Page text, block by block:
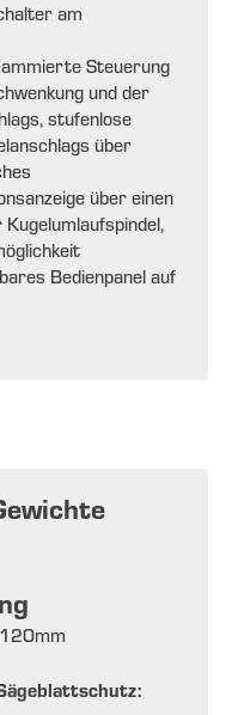
am
Steuerung
und der
stufenlose
über
über einen
Bedienpanel auf
120mm